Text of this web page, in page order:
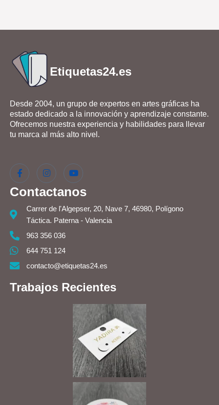
Etiquetas24.es
Desde 2004, un grupo de expertos en artes gráficas ha
estado dedicado a la innovación y aprendizaje constante.
Ofrecemos nuestra experiencia y habilidades para llevar
tu marca al más alto nivel.
Contactanos
Carrer de l'Algepser, 20, Nave 7, 46980, Polígono
Táctica. Paterna - Valencia
963 356 036
644 751 124
contacto@etiquetas24.es
Trabajos Recientes